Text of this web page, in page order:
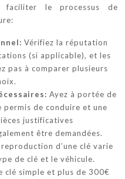
faciliter le processus de
Vérifiez la réputation
(si applicable), et les
pas à comparer plusieurs
Ayez à portée de
de conduire et une
justificatives
être demandées.
d’une clé varie
de clé et le véhicule.
clé simple et plus de 300€